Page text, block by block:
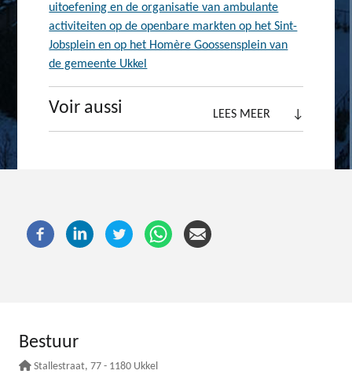
uitoefening en de organisatie van ambulante
activiteiten op de openbare markten op het Sint-
Jobsplein en op het Homère Goossensplein van
de gemeente Ukkel
Voir aussi LEES MEER ↓
Bestuur
Stallestraat, 77 - 1180 Ukkel